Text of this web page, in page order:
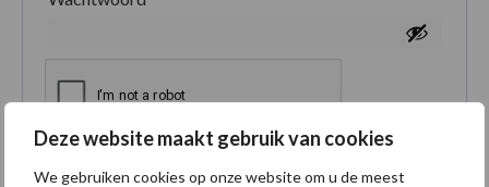
Deze website maakt gebruik van cookies
We gebruiken cookies op onze website om u de meest
Je persoonlijke gegevens worden gebruikt om je